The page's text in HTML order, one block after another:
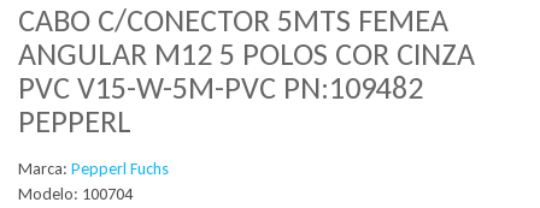
CABO C/CONECTOR 5MTS FEMEA
ANGULAR M12 5 POLOS COR CINZA
PVC V15-W-5M-PVC PN:109482
PEPPERL
Marca: Pepperl Fuchs
Modelo: 100704